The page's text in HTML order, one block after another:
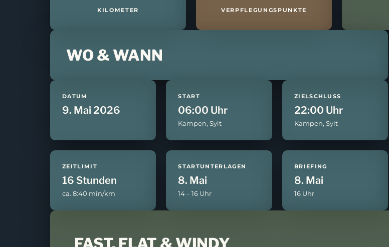
AUSSCHREIBUNG
111 KM SOLO
HIER ANMELDEN
KILOMETER VERPFLEGUNGSPUNKTE
WO & WANN
DATUM
9. Mai 2026
START
06:00 Uhr
Kampen, Sylt
ZIELSCHLUSS
22:00 Uhr
Kampen, Sylt
ZEITLIMIT
16 Stunden
ca. 8:40 min/km
STARTUNTERLAGEN
8. Mai
14 – 16 Uhr
BRIEFING
8. Mai
16 Uhr